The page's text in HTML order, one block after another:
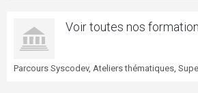
Voir toutes nos
Parcours Syscodev, Ateliers thématiques,